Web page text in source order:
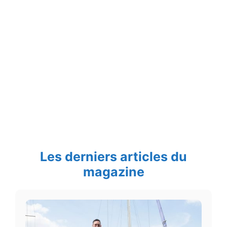
Les derniers articles du
magazine